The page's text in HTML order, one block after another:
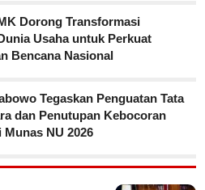
Dorong Transformasi
Usaha untuk Perkuat
Bencana Nasional
Tegaskan Penguatan Tata
dan Penutupan Kebocoran
NU 2026